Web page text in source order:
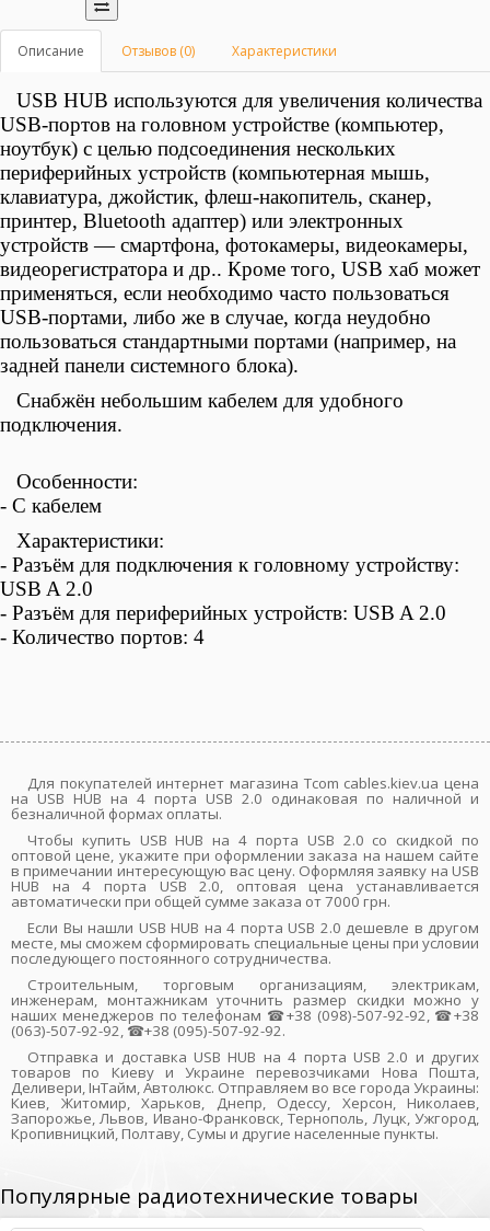
Описание Отзывов (0) Характеристики
USB HUB используются для увеличения количества
USB-портов на головном устройстве (компьютер,
ноутбук) с целью подсоединения нескольких
периферийных устройств (компьютерная мышь,
клавиатура, джойстик, флеш-накопитель, сканер,
принтер, Bluetooth адаптер) или электронных
устройств — смартфона, фотокамеры, видеокамеры,
видеорегистратора и др.. Кроме того, USB хаб может
применяться, если необходимо часто пользоваться
USB-портами, либо же в случае, когда неудобно
пользоваться стандартными портами (например, на
задней панели системного блока).
Снабжён небольшим кабелем для удобного
подключения.
Особенности:
- С кабелем
Характеристики:
- Разъём для подключения к головному устройству:
USB A 2.0
- Разъём для периферийных устройств: USB A 2.0
- Количество портов: 4
Для покупателей интернет магазина Tcom cables.kiev.ua цена
на USB HUB на 4 порта USB 2.0 одинаковая по наличной и
безналичной формах оплаты.
Чтобы купить USB HUB на 4 порта USB 2.0 со скидкой по
оптовой цене, укажите при оформлении заказа на нашем сайте
в примечании интересующую вас цену. Оформляя заявку на USB
HUB на 4 порта USB 2.0, оптовая цена устанавливается
автоматически при общей сумме заказа от 7000 грн.
Если Вы нашли USB HUB на 4 порта USB 2.0 дешевле в другом
месте, мы сможем сформировать специальные цены при условии
последующего постоянного сотрудничества.
Строительным, торговым организациям, электрикам,
инженерам, монтажникам уточнить размер скидки можно у
наших менеджеров по телефонам ☎+38 (098)-507-92-92, ☎+38
(063)-507-92-92, ☎+38 (095)-507-92-92.
Отправка и доставка USB HUB на 4 порта USB 2.0 и других
товаров по Киеву и Украине перевозчиками Нова Пошта,
Деливери, ІнТайм, Автолюкс. Отправляем во все города Украины:
Киев, Житомир, Харьков, Днепр, Одессу, Херсон, Николаев,
Запорожье, Львов, Ивано-Франковск, Тернополь, Луцк, Ужгород,
Кропивницкий, Полтаву, Сумы и другие населенные пункты.
Популярные радиотехнические товары